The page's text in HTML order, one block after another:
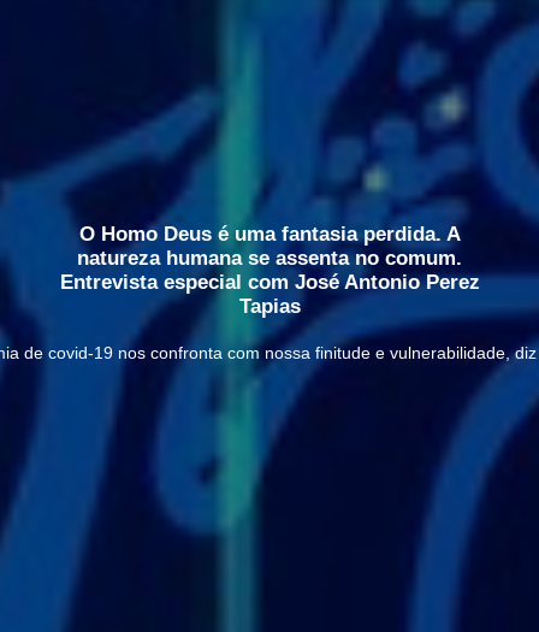
O Homo Deus é uma fantasia perdida. A
natureza humana se assenta no comum.
Entrevista especial com José Antonio Perez
Tapias
de covid-19 nos confronta com nossa finitude e vulnerabilidade,